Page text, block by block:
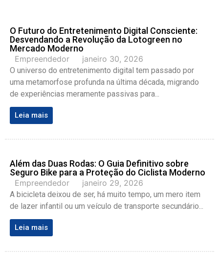
O Futuro do Entretenimento Digital Consciente:
Desvendando a Revolução da Lotogreen no
Mercado Moderno
Empreendedor janeiro 30, 2026
O universo do entretenimento digital tem passado por
uma metamorfose profunda na última década, migrando
de experiências meramente passivas para...
Leia mais
Além das Duas Rodas: O Guia Definitivo sobre
Seguro Bike para a Proteção do Ciclista Moderno
Empreendedor janeiro 29, 2026
A bicicleta deixou de ser, há muito tempo, um mero item
de lazer infantil ou um veículo de transporte secundário...
Leia mais